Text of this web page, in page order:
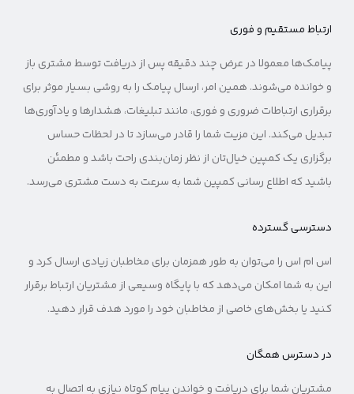
ارتباط مستقیم و فوری
پیامک‌ها معمولا در عرض چند دقیقه پس از دریافت توسط مشتری باز
و خوانده می‌شوند. همین امر، ارسال پیامک را به روشی بسیار موثر برای
برقراری ارتباطات ضروری و فوری، مانند تبلیغات، هشدارها و یادآوری‌ها
تبدیل می‌کند. این مزیت شما را قادر می‌سازد تا در لحظات حساس
برگزاری یک کمپین خیال‌تان از نظر زمان‌بندی راحت باشد و مطمئن
باشید که اطلاع رسانی کمپین شما به سرعت به دست مشتری می‌رسد.
دسترسی گسترده
اس ام اس را می‌توان به طور همزمان برای مخاطبان زیادی ارسال کرد و
این به شما امکان می‌دهد که با پایگاه وسیعی از مشتریان ارتباط برقرار
کنید یا بخش‌های خاصی از مخاطبان خود را مورد هدف قرار دهید.
در دسترس همگان
مشتریان شما برای دریافت و خواندن پیام کوتاه نیازی به اتصال به